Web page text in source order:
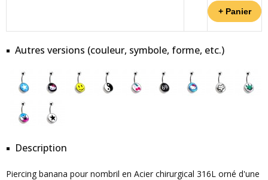
Autres versions (couleur, symbole, forme, etc.)
Description
Piercing banana pour nombril en Acier chirurgical 316L orné d'une